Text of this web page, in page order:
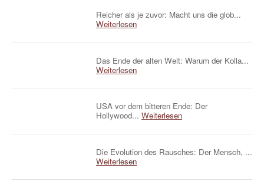
Reicher als je zuvor: Macht uns die glob...
Weiterlesen
Das Ende der alten Welt: Warum der Kolla...
Weiterlesen
USA vor dem bitteren Ende: Der
Hollywood... Weiterlesen
Die Evolution des Rausches: Der Mensch, ...
Weiterlesen